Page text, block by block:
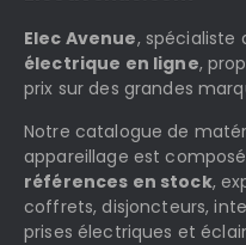
Elec Avenue, spécialiste
électrique en ligne,
prix sur des grandes
Notre catalogue de
appareillage est
références en stock,
coffrets, disjoncteurs,
prises électriques et